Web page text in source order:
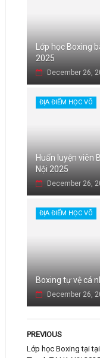
Lớp học Boxing
2025
December 26,
ĐỊA ĐIỂM HỌC VÕ
Huấn luyện viên
Nội 2025
December 26,
ĐỊA ĐIỂM HỌC VÕ
Boxing tự vệ cá
December 26,
PREVIOUS
Lớp học Boxing tại